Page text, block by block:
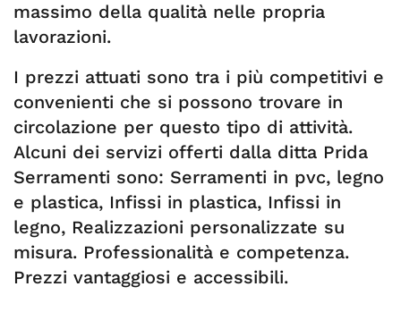
massimo della qualità nelle propria
lavorazioni.
I prezzi attuati sono tra i più competitivi e
convenienti che si possono trovare in
circolazione per questo tipo di attività.
Alcuni dei servizi offerti dalla ditta Prida
Serramenti sono: Serramenti in pvc, legno
e plastica, Infissi in plastica, Infissi in
legno, Realizzazioni personalizzate su
misura. Professionalità e competenza.
Prezzi vantaggiosi e accessibili.